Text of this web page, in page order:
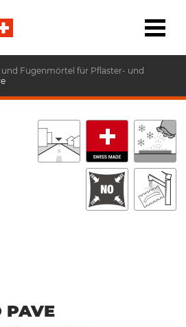
und Fugenmörtel für Pflaster- und
PAVE